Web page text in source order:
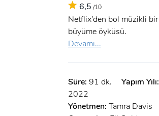
6,5 /10
Netflix’den bol müzikli bir
büyüme öyküsü.
Devamı...
Süre: 91 dk.
Yapım Yılı:
2022
Yönetmen: Tamra Davis